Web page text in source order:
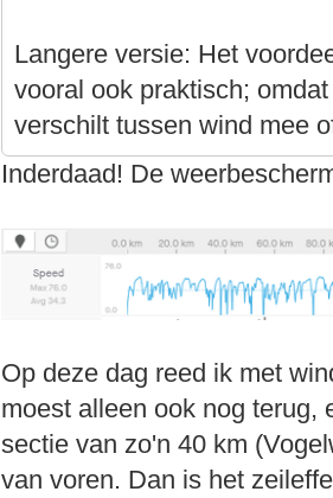
Langere versie: Het
vooral ook praktisch;
verschilt tussen wind mee
Inderdaad! De
Op deze dag reed ik met
moest alleen ook nog terug,
sectie van zo'n 40 km
van voren. Dan is het